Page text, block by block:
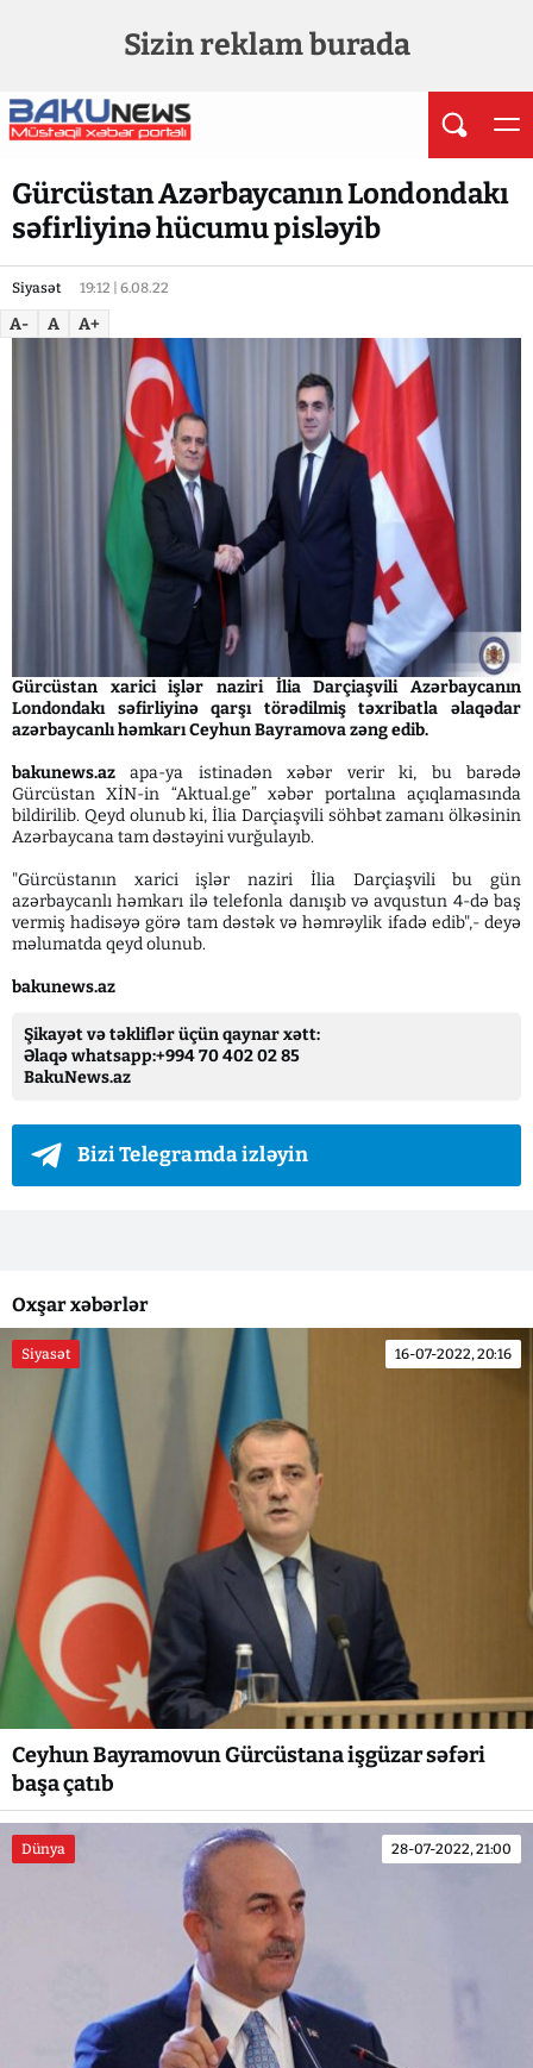
Sizin reklam burada
Gürcüstan Azərbaycanın Londondakı
səfirliyinə hücumu pisləyib
Siyasət 19:12 | 6.08.22
A- A A+
Gürcüstan xarici işlər naziri İlia Darçiaşvili Azərbaycanın
Londondakı səfirliyinə qarşı törədilmiş təxribatla əlaqədar
azərbaycanlı həmkarı Ceyhun Bayramova zəng edib.
bakunews.azapa-ya istinadən xəbər verir ki, bu barədə
Gürcüstan XİN-in “Aktual.ge” xəbər portalına açıqlamasında
bildirilib. Qeyd olunub ki, İlia Darçiaşvili söhbət zamanı ölkəsinin
Azərbaycana tam dəstəyini vurğulayıb.
"Gürcüstanın xarici işlər naziri İlia Darçiaşvili bu gün
azərbaycanlı həmkarı ilə telefonla danışıb və avqustun 4-də baş
vermiş hadisəyə görə tam dəstək və həmrəylik ifadə edib",- deyə
məlumatda qeyd olunub.
bakunews.az
Şikayət və təkliflər üçün qaynar xətt:
Əlaqə whatsapp:+994 70 402 02 85
BakuNews.az
Bizi Telegramda izləyin
Oxşar xəbərlər
Siyasət 16-07-2022, 20:16
Ceyhun Bayramovun Gürcüstana işgüzar səfəri
başa çatıb
Dünya 28-07-2022, 21:00